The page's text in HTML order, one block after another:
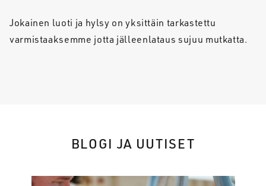
Jokainen luoti ja hylsy on yksittäin tarkastettu
varmistaaksemme jotta jälleenlataus sujuu mutkatta.
BLOGI JA UUTISET